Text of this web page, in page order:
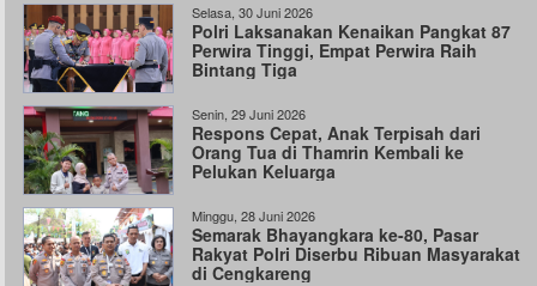
Selasa, 30 Juni 2026
Polri Laksanakan Kenaikan Pangkat 87
Perwira Tinggi, Empat Perwira Raih
Bintang Tiga
Senin, 29 Juni 2026
Respons Cepat, Anak Terpisah dari
Orang Tua di Thamrin Kembali ke
Pelukan Keluarga
Minggu, 28 Juni 2026
Semarak Bhayangkara ke-80, Pasar
Rakyat Polri Diserbu Ribuan Masyarakat
di Cengkareng